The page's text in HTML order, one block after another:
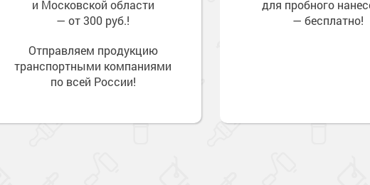
и Московской области
— от 300 руб.!
Отправляем продукцию
транспортными компаниями
по всей России!
для пробного
— бесплатно!